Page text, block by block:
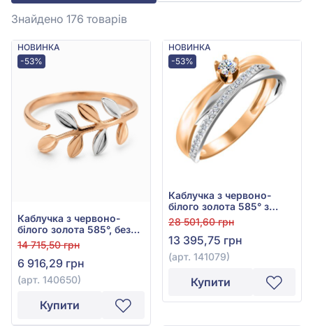
Знайдено 176 товарів
НОВИНКА
-53%
Каблучка з червоно-
білого золота 585°, без
вставки, арт. 140650
14 715,50 грн
6 916,29 грн
(арт. 140650)
Купити
НОВИНКА
-53%
Каблучка з червоно-
білого золота 585° з
фіанітом/куб.цирконієм,
арт. 141079
28 501,60 грн
13 395,75 грн
(арт. 141079)
Купити